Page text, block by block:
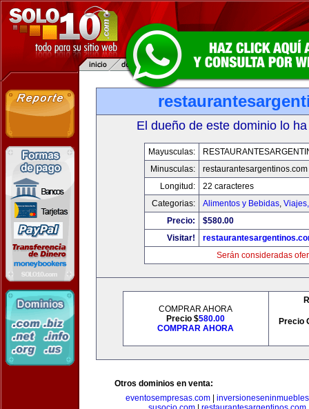
El dueño de este dominio lo
Mayusculas:
Minusculas:
restaurantesargentinos.com
Longitud:
22 caracteres
Categorias:
Alimentos y Bebidas,
Precio:
$580.00
Visitar!
Serán consideradas
COMPRAR AHORA
Precio $580.00
COMPRAR AHORA
Precio
Otros dominios en venta:
eventosempresas.com